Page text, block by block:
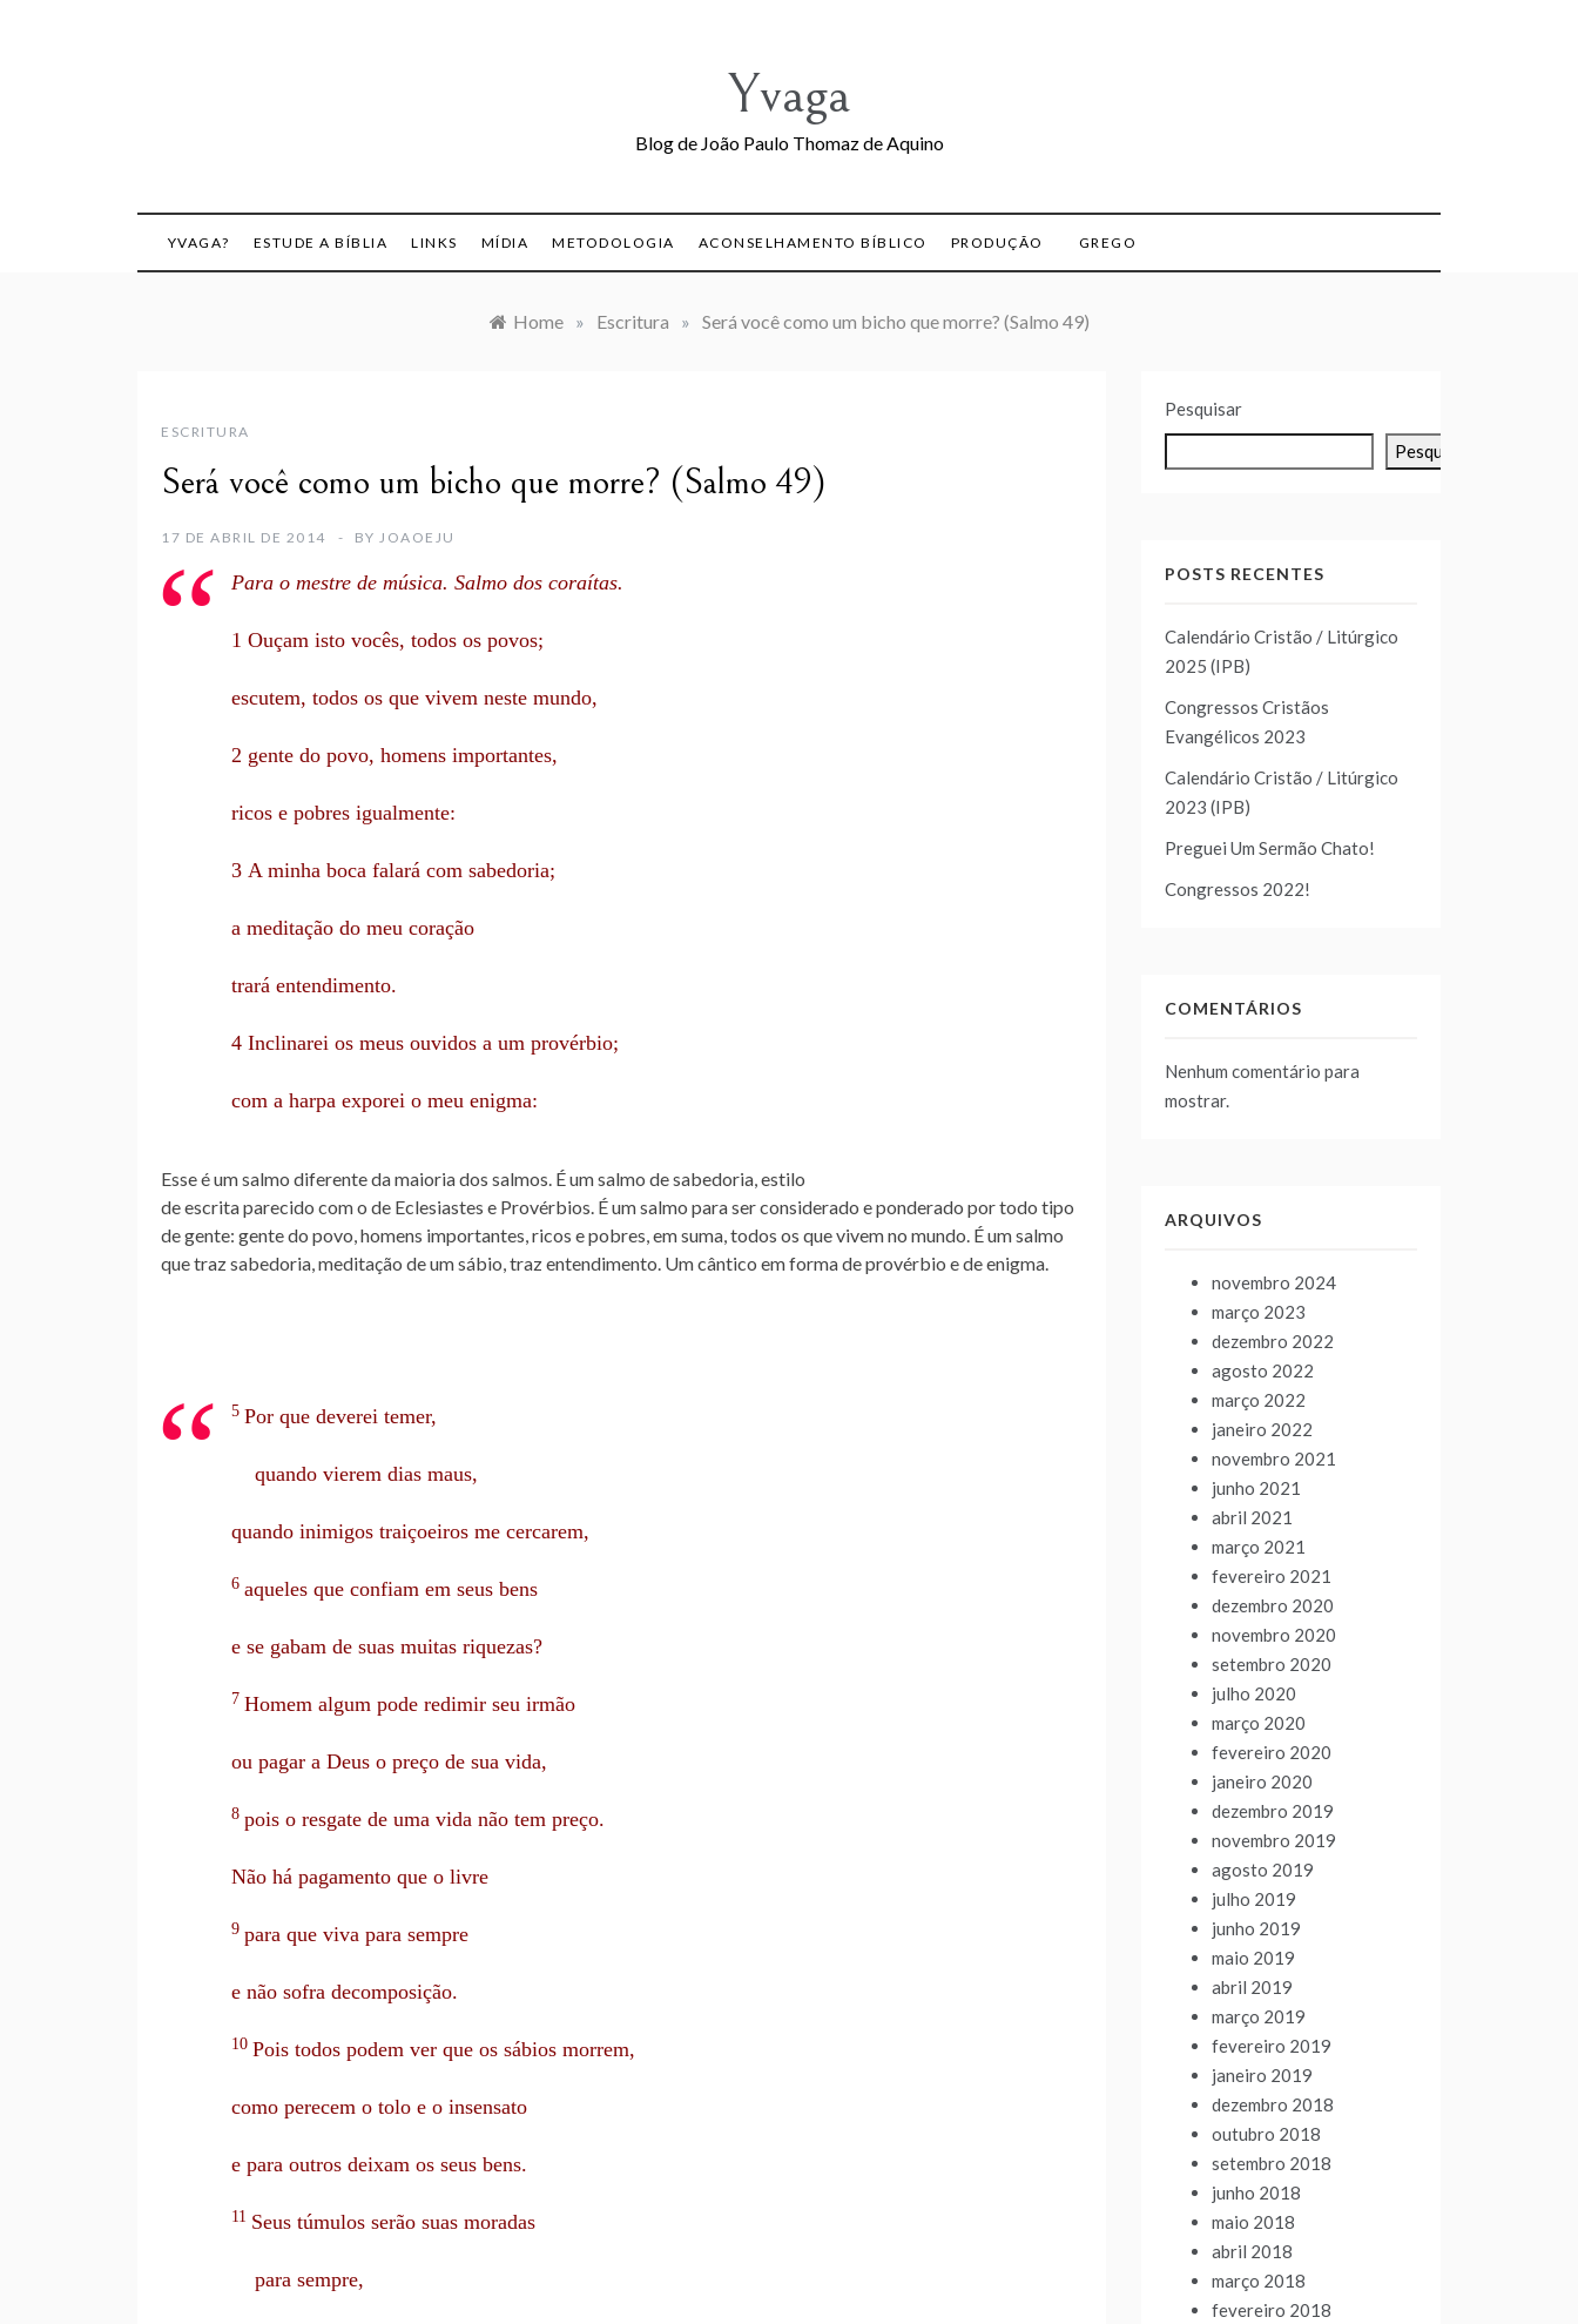
Yvaga
Blog de João Paulo Thomaz de Aquino
YVAGA? ESTUDE A BÍBLIA LINKS MÍDIA METODOLOGIA ACONSELHAMENTO BÍBLICO PRODUÇÃO GREGO
Home » Escritura » Será você como um bicho que morre? (Salmo 49)
ESCRITURA
Será você como um bicho que morre? (Salmo 49)
17 DE ABRIL DE 2014 BY JOAOEJU
Para o mestre de música. Salmo dos coraítas.
1 Ouçam isto vocês, todos os povos;
escutem, todos os que vivem neste mundo,
2 gente do povo, homens importantes,
ricos e pobres igualmente:
3 A minha boca falará com sabedoria;
a meditação do meu coração
trará entendimento.
4 Inclinarei os meus ouvidos a um provérbio;
com a harpa exporei o meu enigma:
Esse é um salmo diferente da maioria dos salmos. É um salmo de sabedoria, estilo
de escrita parecido com o de Eclesiastes e Provérbios. É um salmo para ser considerado e ponderado por todo tipo
de gente: gente do povo, homens importantes, ricos e pobres, em suma, todos os que vivem no mundo. É um salmo
que traz sabedoria, meditação de um sábio, traz entendimento. Um cântico em forma de provérbio e de enigma.
5 Por que deverei temer,
quando vierem dias maus,
quando inimigos traiçoeiros me cercarem,
6 aqueles que confiam em seus bens
e se gabam de suas muitas riquezas?
7 Homem algum pode redimir seu irmão
ou pagar a Deus o preço de sua vida,
8 pois o resgate de uma vida não tem preço.
Não há pagamento que o livre
9 para que viva para sempre
e não sofra decomposição.
10 Pois todos podem ver que os sábios morrem,
como perecem o tolo e o insensato
e para outros deixam os seus bens.
11 Seus túmulos serão suas moradas
para sempre,
Pesquisar
Pesquisar
POSTS RECENTES
Calendário Cristão / Litúrgico
2025 (IPB)
Congressos Cristãos
Evangélicos 2023
Calendário Cristão / Litúrgico
2023 (IPB)
Preguei Um Sermão Chato!
Congressos 2022!
COMENTÁRIOS
Nenhum comentário para
mostrar.
ARQUIVOS
novembro 2024
março 2023
dezembro 2022
agosto 2022
março 2022
janeiro 2022
novembro 2021
junho 2021
abril 2021
março 2021
fevereiro 2021
dezembro 2020
novembro 2020
setembro 2020
julho 2020
março 2020
fevereiro 2020
janeiro 2020
dezembro 2019
novembro 2019
agosto 2019
julho 2019
junho 2019
maio 2019
abril 2019
março 2019
fevereiro 2019
janeiro 2019
dezembro 2018
outubro 2018
setembro 2018
junho 2018
maio 2018
abril 2018
março 2018
fevereiro 2018